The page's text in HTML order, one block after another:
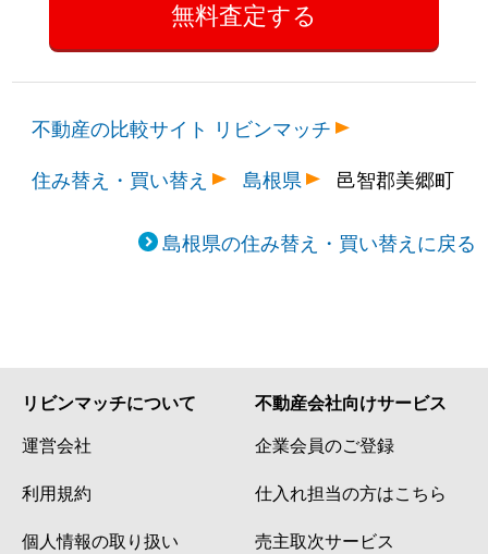
不動産の比較サイト リビンマッチ
住み替え・買い替え
島根県 邑智郡美郷町
島根県の住み替え・買い替えに戻る
リビンマッチについて
運営会社
利用規約
個人情報の取り扱い
不動産会社向けサービス
企業会員のご登録
仕入れ担当の方はこちら
売主取次サービス